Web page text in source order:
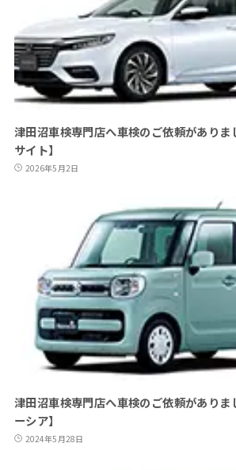
津田沼車検専門店へ車検のご依頼があり
サイト】
2026年5月2日
津田沼車検専門店へ車検のご依頼があり
ーシア】
2024年5月28日